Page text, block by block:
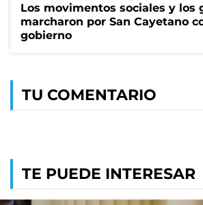
Los movimentos sociales y los
marcharon por San Cayetano
gobierno
TU COMENTARIO
TE PUEDE INTERESAR